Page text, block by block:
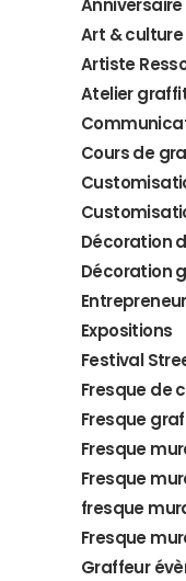
Art & culture
Artiste
Atelier
Cours de
Décoration
Décoration
Expositions
Festival
Fresque de
Fresque
Fresque
Fresque
fresque
Fresque
Graffeur